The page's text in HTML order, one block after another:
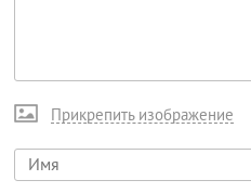
Прикрепить изображение